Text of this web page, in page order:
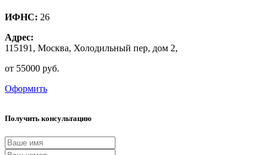
ИФНС: 26
Адрес:
115191, Москва, Холодильный пер, дом 2,
от 55000 руб.
Оформить
Получить консультацию